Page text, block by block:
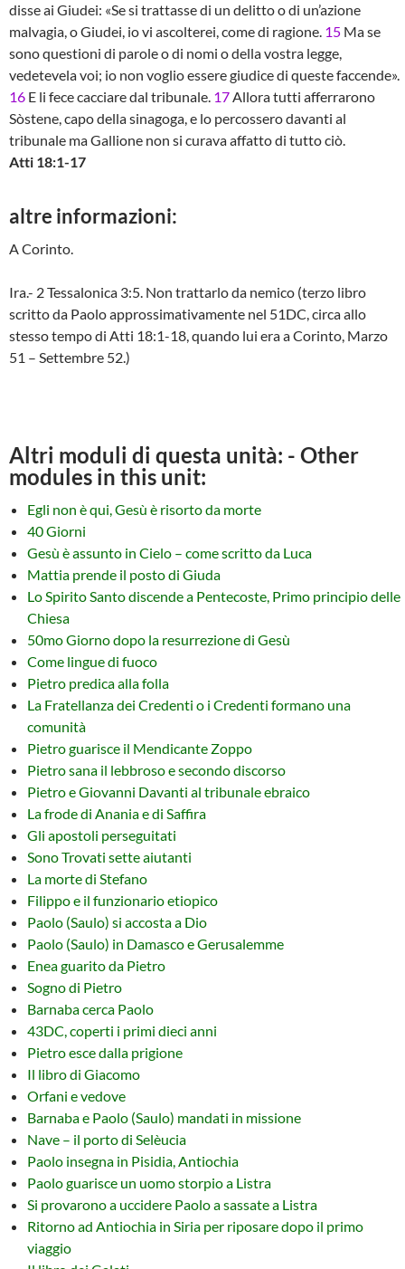
disse ai Giudei: «Se si trattasse di un delitto o di un’azione
malvagia, o Giudei, io vi ascolterei, come di ragione. 15 Ma se
sono questioni di parole o di nomi o della vostra legge,
vedetevela voi; io non voglio essere giudice di queste faccende».
16 E li fece cacciare dal tribunale. 17Allora tutti afferrarono
Sòstene, capo della sinagoga, e lo percossero davanti al
tribunale ma Gallione non si curava affatto di tutto ciò.
Atti 18:1-17
altre informazioni:
A Corinto.
Ira.- 2 Tessalonica 3:5. Non trattarlo da nemico (terzo libro
scritto da Paolo approssimativamente nel 51DC, circa allo
stesso tempo di Atti 18:1-18, quando lui era a Corinto, Marzo
51 – Settembre 52.)
Altri moduli di questa unità: - Other
modules in this unit:
Egli non è qui, Gesù è risorto da morte
40 Giorni
Gesù è assunto in Cielo – come scritto da Luca
Mattia prende il posto di Giuda
Lo Spirito Santo discende a Pentecoste, Primo principio delle
Chiesa
50mo Giorno dopo la resurrezione di Gesù
Come lingue di fuoco
Pietro predica alla folla
La Fratellanza dei Credenti o i Credenti formano una
comunità
Pietro guarisce il Mendicante Zoppo
Pietro sana il lebbroso e secondo discorso
Pietro e Giovanni Davanti al tribunale ebraico
La frode di Anania e di Saffira
Gli apostoli perseguitati
Sono Trovati sette aiutanti
La morte di Stefano
Filippo e il funzionario etiopico
Paolo (Saulo) si accosta a Dio
Paolo (Saulo) in Damasco e Gerusalemme
Enea guarito da Pietro
Sogno di Pietro
Barnaba cerca Paolo
43DC, coperti i primi dieci anni
Pietro esce dalla prigione
Il libro di Giacomo
Orfani e vedove
Barnaba e Paolo (Saulo) mandati in missione
Nave – il porto di Selèucia
Paolo insegna in Pisidia, Antiochia
Paolo guarisce un uomo storpio a Listra
Si provarono a uccidere Paolo a sassate a Listra
Ritorno ad Antiochia in Siria per riposare dopo il primo
viaggio